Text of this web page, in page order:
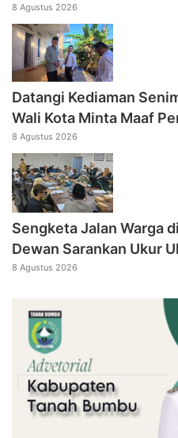
8 Agustus 2026
Datangi Kediaman
Wali Kota Minta Maaf
8 Agustus 2026
Sengketa Jalan Warga
Dewan Sarankan Ukur
8 Agustus 2026